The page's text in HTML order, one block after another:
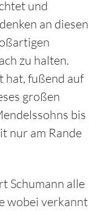
und
an diesen
zu halten.
hat, fußend auf
großen
bis
nur am Rande
Schumann alle
wobei verkannt